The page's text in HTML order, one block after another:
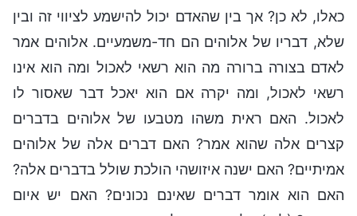
כאלו, לא כן? אך בין שהאדם יכול להישמע לציווי זה ובין
שלא, דבריו של אלוהים הם חד-משמעיים. אלוהים אמר
לאדם בצורה ברורה מה הוא רשאי לאכול ומה הוא אינו
רשאי לאכול, ומה יקרה אם הוא יאכל דבר שאסור לו
לאכול. האם ראית משהו מטבעו של אלוהים בדברים
קצרים אלה שהוא אמר? האם דברים אלה של אלוהים
אמיתיים? האם ישנה איזושהי הולכת שולל בדברים אלה?
האם הוא אומר דברים שאינם נכונים? האם יש איום